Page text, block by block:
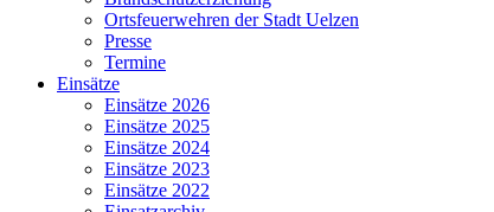
Ortsfeuerwehren der Stadt Uelzen
Presse
Termine
Einsätze
Einsätze 2026
Einsätze 2025
Einsätze 2024
Einsätze 2023
Einsätze 2022